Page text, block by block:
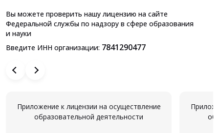
Вы можете проверить нашу лицензию на сайте
Федеральной службы по надзору в сфере образования
и науки
Введите ИНН организации: 7841290477
Приложение к лицензии на осуществление
образовательной деятельности